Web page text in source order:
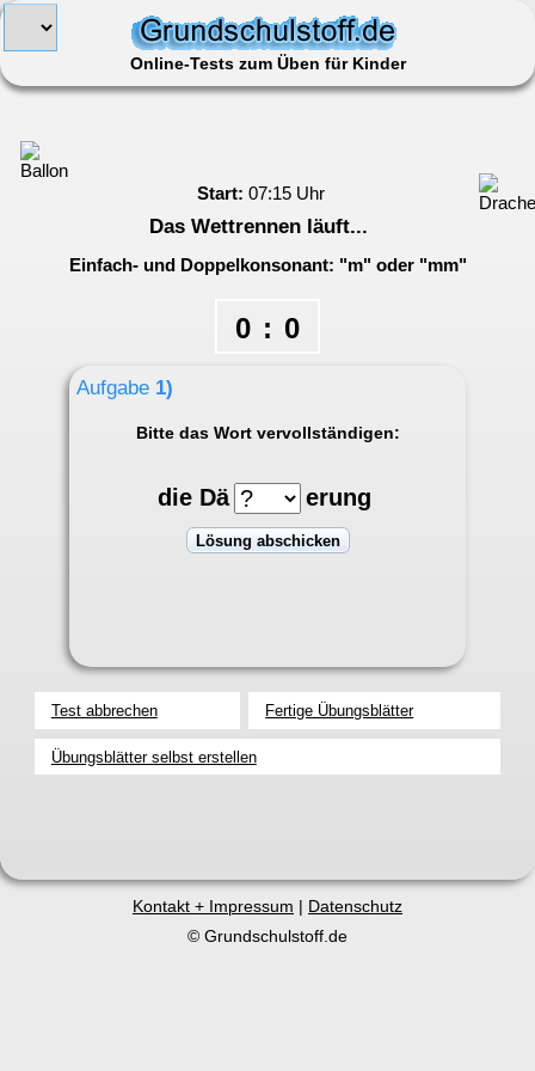
Online-Tests zum Üben für Kinder
Start: 07:15 Uhr
Das Wettrennen läuft...
Einfach- und Doppelkonsonant: "m" oder "mm"
0 : 0
Aufgabe 1)
Bitte das Wort vervollständigen:
die Dä erung
Test abbrechen Fertige Übungsblätter
Übungsblätter selbst erstellen
Kontakt + Impressum
Datenschutz
© Grundschulstoff.de